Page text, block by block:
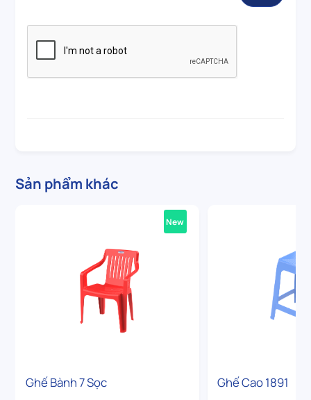
Sản phẩm khác
Ghế Bành 7 Sọc
New
Ghế Cao 1891